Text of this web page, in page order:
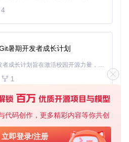
代码创作，更多精彩内容等你共创
立即登录/注册
4
暑期开发者成长计划
「源启盛夏」暑期校园开发者成长计划旨在激活校园开源力量，通过积分激励、认证扶持、资源倾斜等形式，引导高校组织和开发者完成「入驻 — 建项目 — 做贡献 — 获认证 — 得资源」的完整闭环。无论你是想带领社团入驻平台的组织者，还是希望用代码贡献证明自己的开发者，都能在这里找到属于你的成长路径。
1
基于Python的Xiaozhi AI，适用于想要完整Xiaozhi体验而无需拥有专用硬件的用户。